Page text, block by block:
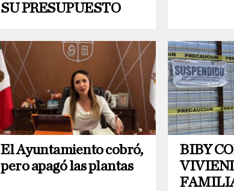
SU PRESUPUESTO
El Ayuntamiento cobró,
pero apagó las plantas
BIBY